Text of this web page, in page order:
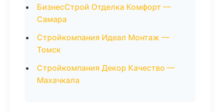
БизнесСтрой Отделка Комфорт —
Самара
Стройкомпания Идеал Монтаж —
Томск
Стройкомпания Декор Качество —
Махачкала